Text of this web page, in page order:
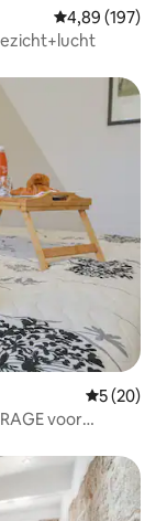
Gemiddelde
4,89 (197)
5 (20)
voor